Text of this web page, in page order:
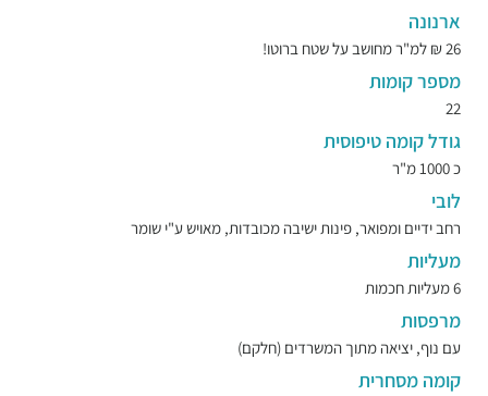
ארנונה
26 ₪ למ"ר מחושב על שטח ברוטו!
מספר קומות
22
גודל קומה טיפוסית
כ 1000 מ"ר
לובי
רחב ידיים ומפואר, פינות ישיבה מכובדות, מאויש ע"י שומר
מעליות
6 מעליות חכמות
מרפסות
עם נוף, יציאה מתוך המשרדים (חלקם)
קומה מסחרית